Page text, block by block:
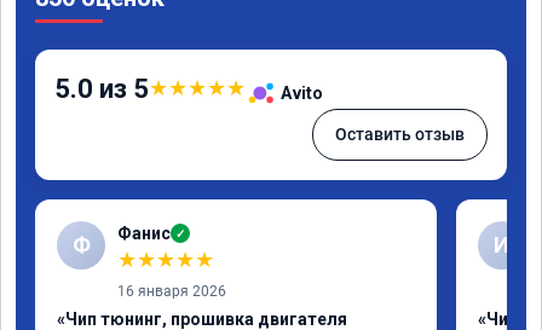
5.0 из 5★★★★★ Avito
Оставить отзыв
Ф Фанис ✓
★★★★★
16 января 2026
«Чип тюнинг, прошивка двигателя
И
«Чип